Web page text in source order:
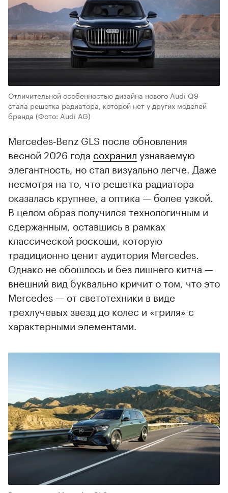
Отличительной особенностью дизайна нового Audi Q9
стала решетка радиатора, которой нет у других моделей
бренда (Фото: Audi AG)
Mercedes‑Benz GLS после обновления
весной 2026 года сохранил узнаваемую
элегантность, но стал визуально легче. Даже
несмотря на то, что решетка радиатора
оказалась крупнее, а оптика — более узкой.
В целом образ получился технологичным и
сдержанным, оставшись в рамках
классической роскоши, которую
традиционно ценит аудитория Mercedes.
Однако не обошлось и без лишнего китча —
внешний вид буквально кричит о том, что это
Mercedes — от светотехники в виде
трехлучевых звезд до колес и «гриля» с
характерными элементами.